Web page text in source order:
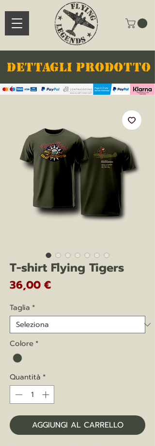
DETTAGLI PRODOTTO
T-shirt Flying Tigers
36,00 €Prezzo
Taglia *
Colore *
Quantità *
AGGIUNGI AL CARRELLO